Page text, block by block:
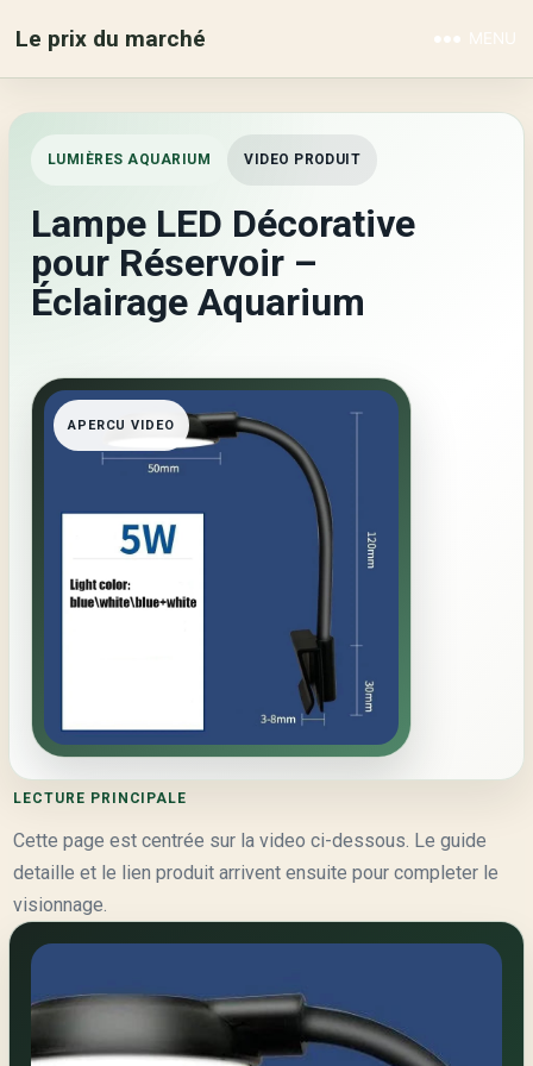
Le prix du marché MENU
LUMIÈRES AQUARIUM VIDEO PRODUIT
Lampe LED Décorative
pour Réservoir –
Éclairage Aquarium
APERCU VIDEO
LECTURE PRINCIPALE
Cette page est centrée sur la video ci-dessous. Le guide
detaille et le lien produit arrivent ensuite pour completer le
visionnage.